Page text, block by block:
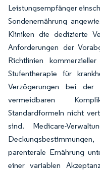
Leistungsempfänger
Sondenernährung
Kliniken die dedizierte
Anforderungen der
Richtlinien
Stufentherapie für
Verzögerungen bei der
vermeidbaren
Standardformeln nicht
sind. Medicare-
parenterale Ernährung
einer variablen